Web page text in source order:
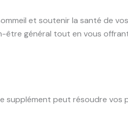
et soutenir la santé de
être général tout en vous
supplément peut résoudre vos